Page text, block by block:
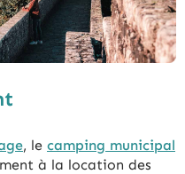
, le camping municipal
à la location des